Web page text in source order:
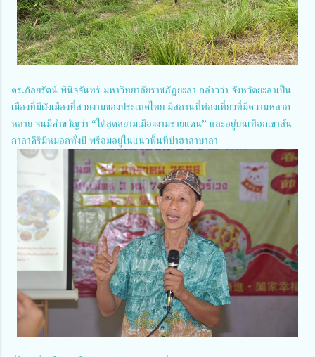
ดร.กัลยรัตน์ พินิจจันทร์ มหาวิทยาลัยราชภัฏยะลา กล่าวว่า จังหวัดยะลาเป็น
เมืองที่มีผังเมืองที่สวยงามของประเทศไทย มีสถานที่ท่องเที่ยวที่มีความหลาก
หลาย จนมีคำขวัญว่า “ใต้สุดสยามเมืองงามชายแดน” และอยู่บนเทือกเขาสัน
กาลาคีรีมีหมอกทั้งปี พร้อมอยู่ในแนวพื้นที่ป่าฮาลาบาลา